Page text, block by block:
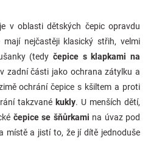
v oblasti dětských čepic opravdu
nejčastěji klasický střih, velmi
(tedy čepice s klapkami na
zadní části jako ochrana zátylku a
ochrání čepice s kšiltem a proti
takzvané kukly. U menších dětí,
čepice se šňůrkami na úvaz pod
místě a jistí to, že jí dítě jednoduše